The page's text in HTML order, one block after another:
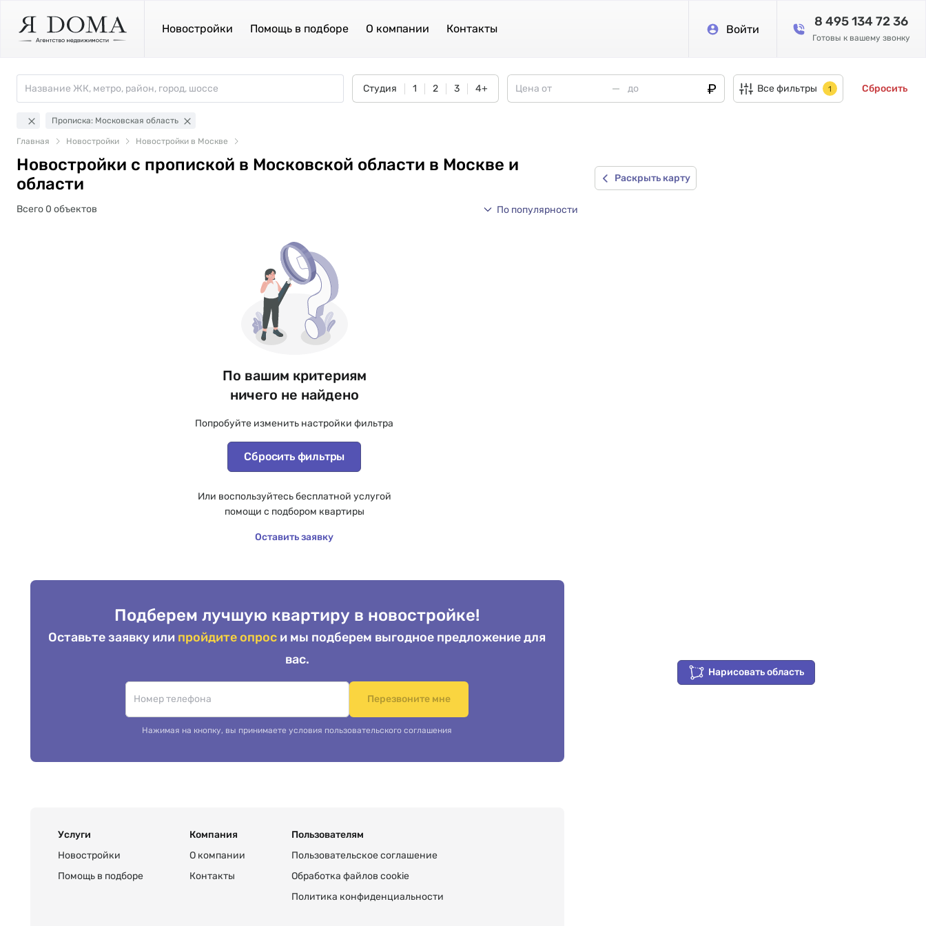
Новостройки Помощь в подборе О компании Контакты Войти
8 495 134 72 36
Готовы к вашему звонку
Студия 1 2 3 4+ Все фильтры 1 Сбросить
Прописка: Московская область
Главная Новостройки Новостройки в Москве
Нарисовать область
Раскрыть карту
Новостройки с пропиской в Московской области в Москве и
области
Всего 0 объектов По популярности
По вашим критериям
ничего не найдено
Попробуйте изменить настройки фильтра
Сбросить фильтры
Или воспользуйтесь бесплатной услугой
помощи с подбором квартиры
Оставить заявку
Подберем лучшую квартиру в новостройке!
Оставьте заявку или пройдите опрос и мы подберем выгодное предложение для
вас.
Перезвоните мне
Нажимая на кнопку, вы принимаете условия пользовательского соглашения
Услуги
Новостройки
Помощь в подборе
Компания
О компании
Контакты
Пользователям
Пользовательское соглашение
Обработка файлов cookie
Политика конфиденциальности